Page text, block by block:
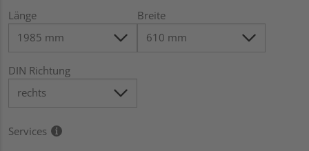
Länge Breite
DIN Richtung
Services